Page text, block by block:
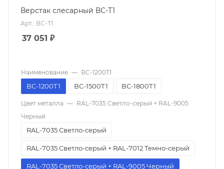
Верстак слесарный ВС-Т1
Арт.: ВС-Т1
37 051 ₽
Наименование — ВС-1200Т1
ВС-1200Т1 ВС-1500Т1 ВС-1800Т1
Цвет металла — RAL-7035 Светло-серый + RAL-9005
Черный
RAL-7035 Светло-серый
RAL-7035 Светло-серый + RAL-7012 Темно-серый
RAL-7035 Светло-серый + RAL-9005 Черный